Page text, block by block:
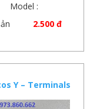
Model :
2.500 đ
Y – Terminals